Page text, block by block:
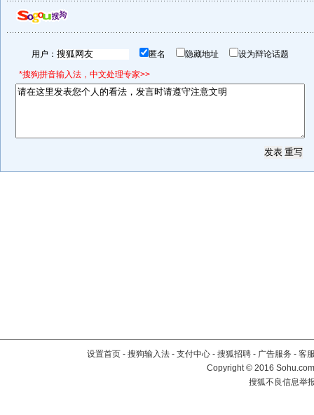
用户： 匿名 隐藏地址 设为辩论话题
*搜狗拼音输入法，中文处理专家>>
设置首页 - 搜狗输入法 - 支付中心 - 搜狐招聘 - 广告服务 - 客
Copyright©2016
搜狐不良信息举